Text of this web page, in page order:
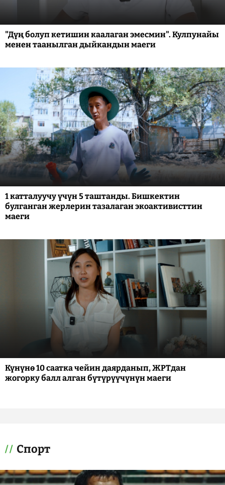
"Дүң болуп кетишин каалаган эмесмин". Кулпунайы
менен таанылган дыйкандын маеги
1 катталуучу үчүн 5 таштанды. Бишкектин
булганган жерлерин тазалаган экоактивисттин
маеги
Күнүнө 10 саатка чейин даярданып, ЖРТдан
жогорку балл алган бүтүрүүчүнүн маеги
Спорт